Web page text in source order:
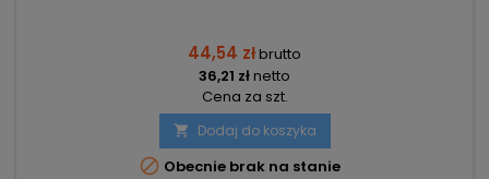
44,54 złbrutto
36,21 złnetto
Cena za szt.
 Dodaj do koszyka
 Obecnie brak na stanie